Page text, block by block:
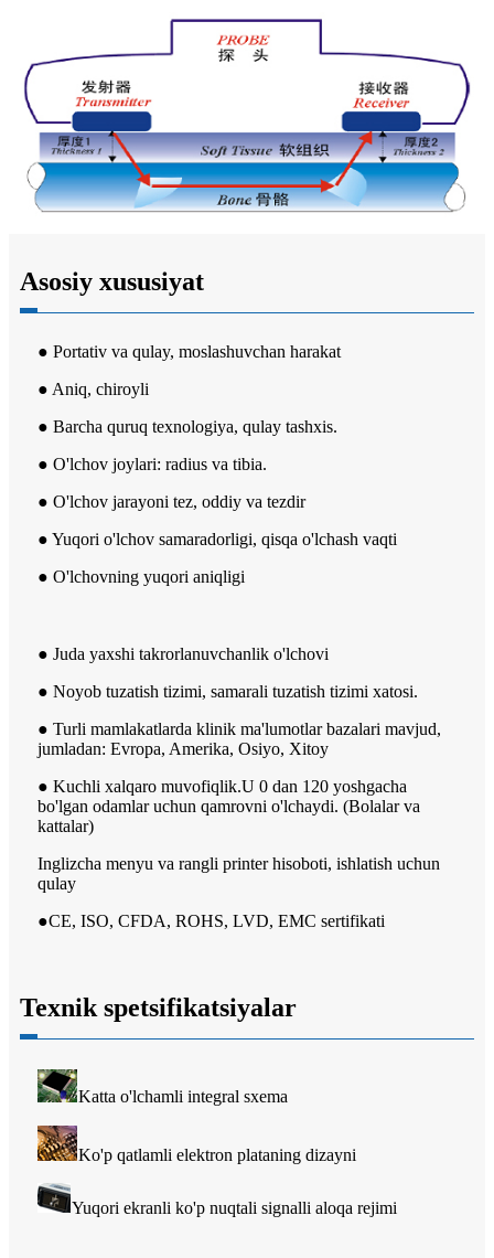
Asosiy xususiyat
● Portativ va qulay, moslashuvchan harakat
● Aniq, chiroyli
● Barcha quruq texnologiya, qulay tashxis.
● O'lchov joylari: radius va tibia.
● O'lchov jarayoni tez, oddiy va tezdir
● Yuqori o'lchov samaradorligi, qisqa o'lchash vaqti
● O'lchovning yuqori aniqligi
● Juda yaxshi takrorlanuvchanlik o'lchovi
● Noyob tuzatish tizimi, samarali tuzatish tizimi xatosi.
● Turli mamlakatlarda klinik ma'lumotlar bazalari mavjud,
jumladan: Evropa, Amerika, Osiyo, Xitoy
● Kuchli xalqaro muvofiqlik.U 0 dan 120 yoshgacha
bo'lgan odamlar uchun qamrovni o'lchaydi. (Bolalar va
kattalar)
Inglizcha menyu va rangli printer hisoboti, ishlatish uchun
qulay
●CE, ISO, CFDA, ROHS, LVD, EMC sertifikati
Texnik spetsifikatsiyalar
Katta o'lchamli integral sxema
Ko'p qatlamli elektron plataning dizayni
Yuqori ekranli ko'p nuqtali signalli aloqa rejimi